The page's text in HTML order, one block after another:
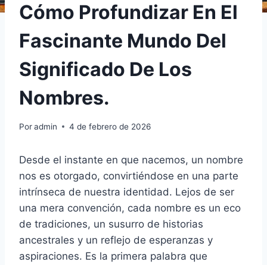
Cómo Profundizar En El
Fascinante Mundo Del
Significado De Los
Nombres.
Poradmin 4 de febrero de 2026
Desde el instante en que nacemos, un nombre
nos es otorgado, convirtiéndose en una parte
intrínseca de nuestra identidad. Lejos de ser
una mera convención, cada nombre es un eco
de tradiciones, un susurro de historias
ancestrales y un reflejo de esperanzas y
aspiraciones. Es la primera palabra que